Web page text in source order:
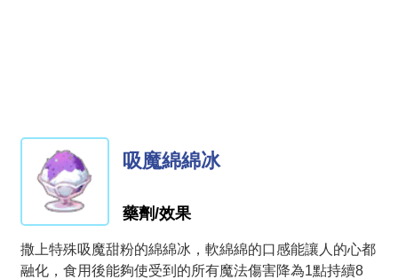
吸魔綿綿冰
藥劑/效果
撒上特殊吸魔甜粉的綿綿冰，軟綿綿的口感能讓人的心都
融化，食用後能夠使受到的所有魔法傷害降為1點持續8